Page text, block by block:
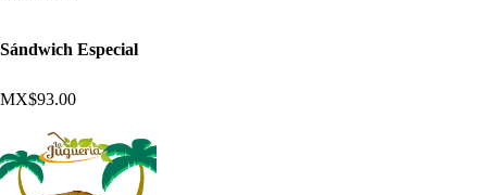
Sándwich Especial
MX$93.00